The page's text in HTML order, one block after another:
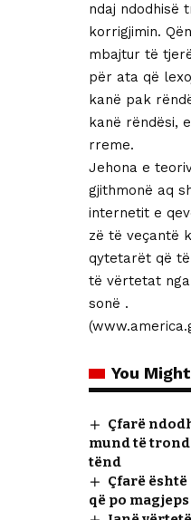
ndaj ndodhisë
korrigjimin.
mbajtur të
për ata që
kanë pak
kanë rëndësi,
rreme.
Jehona e
gjithmonë aq
internetit e
zë të veçantë
qytetarët që
të vërtetat
sonë .
You
Çfarë
mund të
tënd
Çfarë
që po